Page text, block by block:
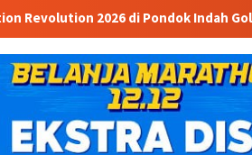
Indah Golf Course Ballroom: